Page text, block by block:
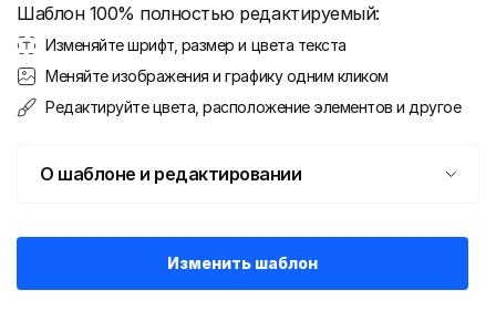
Шаблон 100% полностью редактируемый:
Изменяйте шрифт, размер и цвета текста
Меняйте изображения и графику одним кликом
Редактируйте цвета, расположение элементов и другое
О шаблоне и редактировании
Изменить шаблон